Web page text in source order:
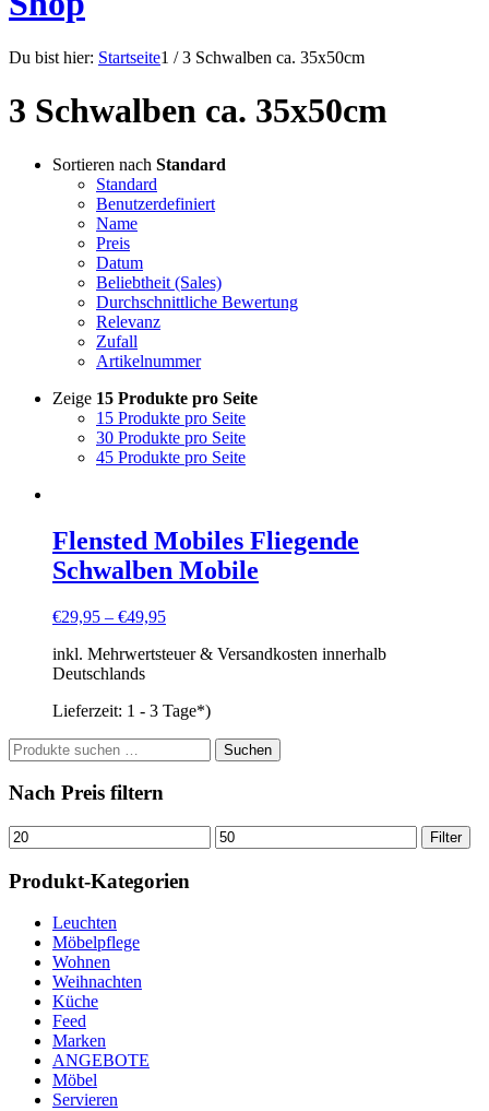
Du bist hier: Startseite1 / 3 Schwalben ca. 35x50cm
3 Schwalben ca. 35x50cm
Sortieren nach Standard
Standard
Benutzerdefiniert
Name
Preis
Datum
Beliebtheit (Sales)
Durchschnittliche Bewertung
Relevanz
Zufall
Artikelnummer
Zeige 15 Produkte pro Seite
15 Produkte pro Seite
30 Produkte pro Seite
45 Produkte pro Seite
Flensted Mobiles Fliegende
Schwalben Mobile
€29,95 – €49,95
inkl. Mehrwertsteuer & Versandkosten innerhalb
Deutschlands
Lieferzeit: 1 - 3 Tage*)
Suchen
nach:
Suchen
Nach Preis filtern
Min.
Preis
Max.
Preis
Filter
Produkt-Kategorien
Leuchten
Möbelpflege
Wohnen
Weihnachten
Küche
Feed
Marken
ANGEBOTE
Möbel
Servieren